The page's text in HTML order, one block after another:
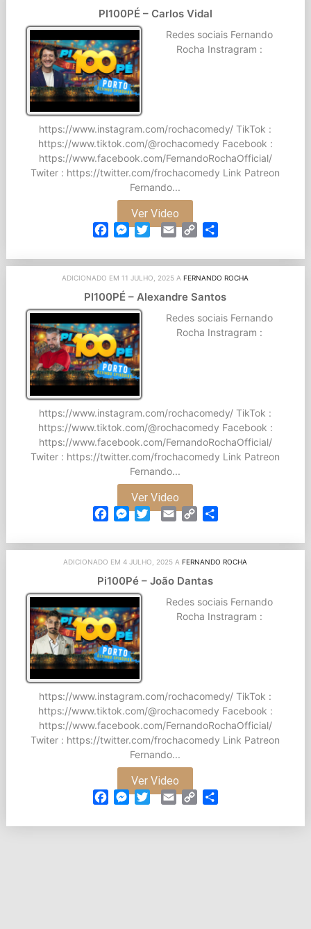
PI100PÉ – Carlos Vidal
Redes sociais Fernando
Rocha Instragram :
https://www.instagram.com/rochacomedy/ TikTok :
https://www.tiktok.com/@rochacomedy Facebook :
https://www.facebook.com/FernandoRochaOfficial/
Twiter : https://twitter.com/frochacomedy Link Patreon
Fernando...
Ver Video
Facebook
Messenger
TwitterEmail Copy
ADICIONADO EM 11 JULHO, 2025 A FERNANDO ROCHA
PI100PÉ – Alexandre Santos
Redes sociais Fernando
Rocha Instragram :
https://www.instagram.com/rochacomedy/ TikTok :
https://www.tiktok.com/@rochacomedy Facebook :
https://www.facebook.com/FernandoRochaOfficial/
Twiter : https://twitter.com/frochacomedy Link Patreon
Fernando...
Ver Video
Facebook
Messenger
TwitterEmail Copy
ADICIONADO EM 4 JULHO, 2025 AFERNANDO ROCHA
Pi100Pé – João Dantas
Redes sociais Fernando
Rocha Instragram :
https://www.instagram.com/rochacomedy/ TikTok :
https://www.tiktok.com/@rochacomedy Facebook :
https://www.facebook.com/FernandoRochaOfficial/
Twiter : https://twitter.com/frochacomedy Link Patreon
Fernando...
Ver Video
Facebook
Messenger
TwitterEmail Copy